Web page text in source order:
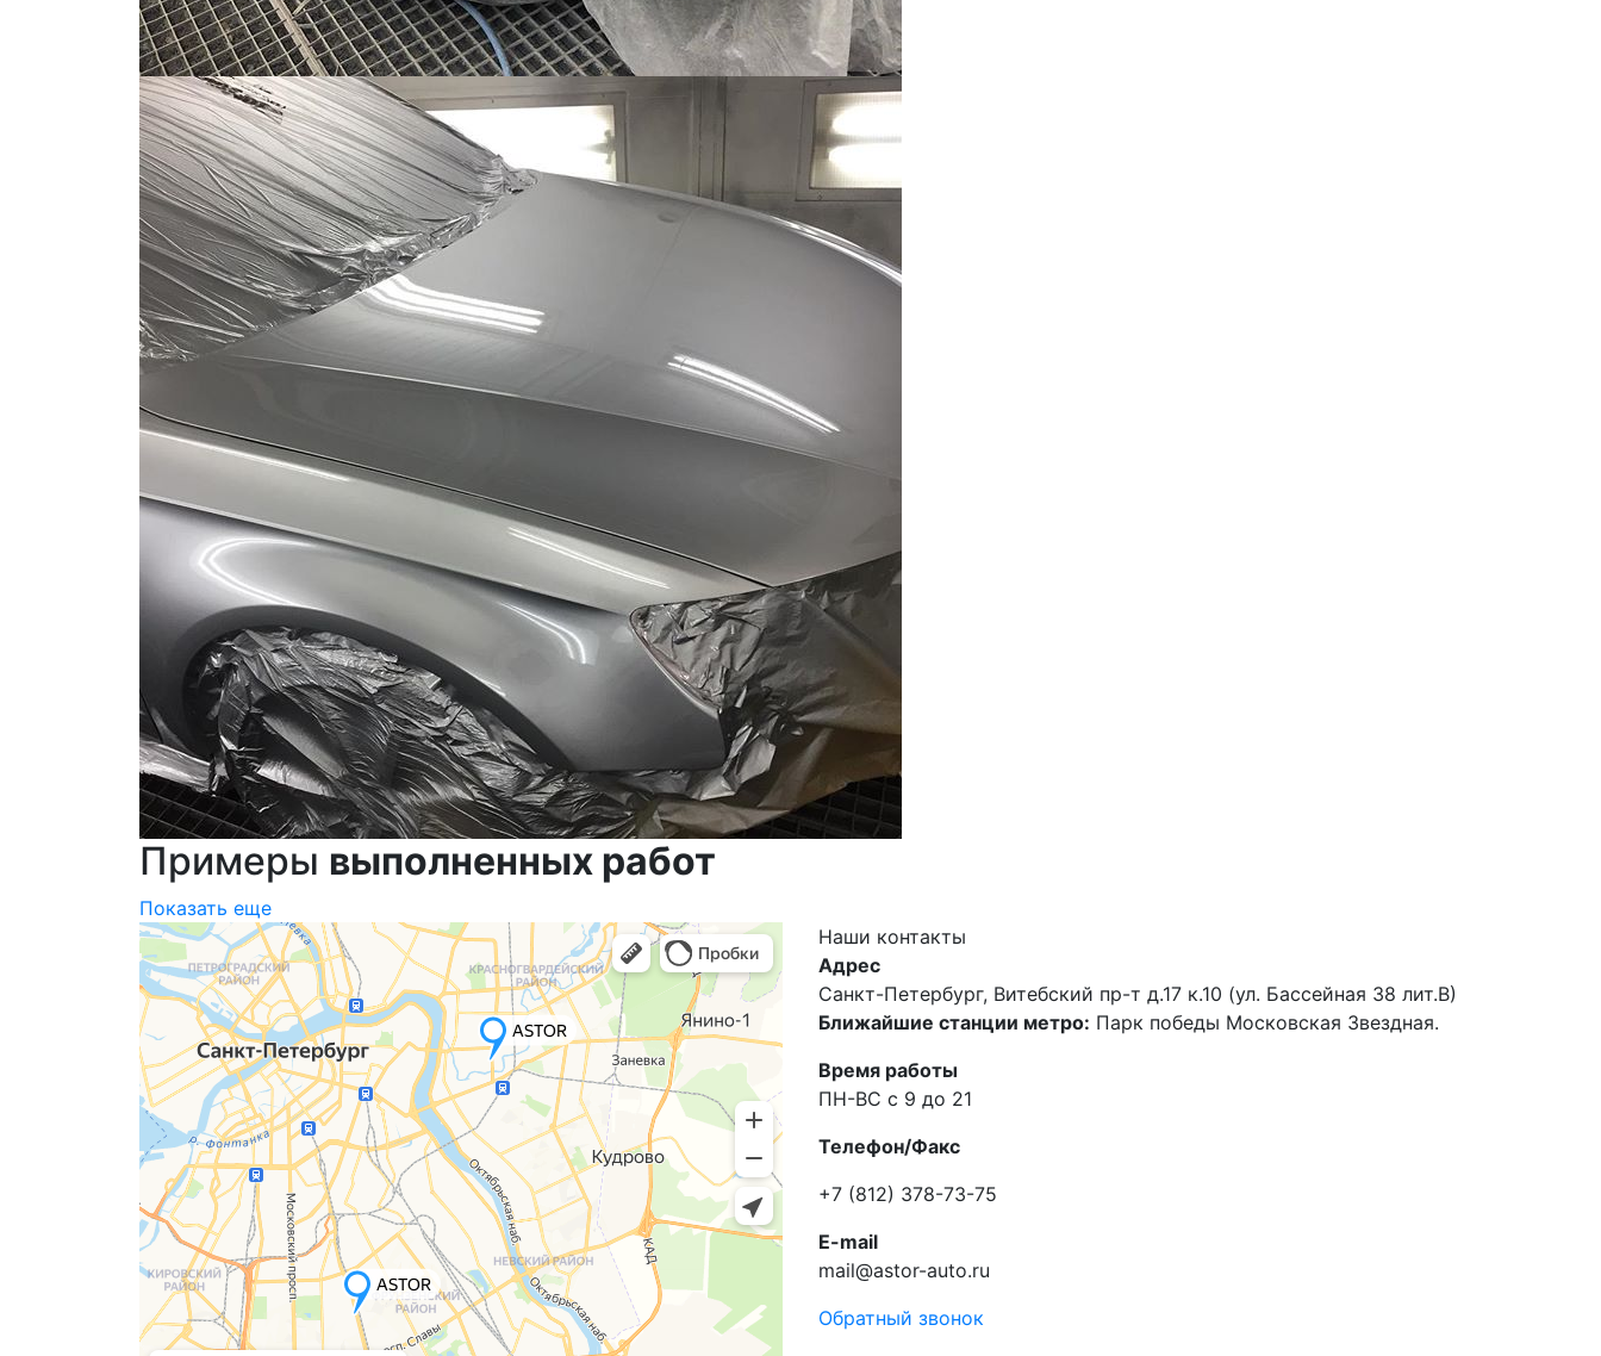
Примеры выполненных работ
Показать еще
Наши контакты
Адрес
Санкт-Петербург, Витебский пр-т д.17 к.10 (ул. Бассейная 38 лит.В)
Ближайшие станции метро: Парк победы Московская Звездная.
Время работы
ПН-ВС с 9 до 21
Телефон/Факс
+7 (812) 378-73-75
E-mail
mail@astor-auto.ru
Обратный звонок